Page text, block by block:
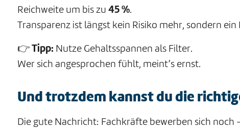
Reichweite um bis zu 45 %.
Transparenz ist längst kein Risiko mehr, sondern
👉Tipp: Nutze Gehaltsspannen als Filter.
Wer sich angesprochen fühlt, meint’s ernst.
Und trotzdem kannst du die
Die gute Nachricht: Fachkräfte bewerben sich noch